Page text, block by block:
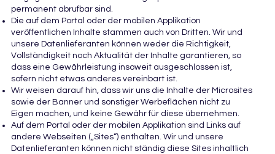
permanent abrufbar sind.
Die auf dem Portal oder der mobilen Applikation
veröffentlichen Inhalte stammen auch von Dritten. Wir und
unsere Datenlieferanten können weder die Richtigkeit,
Vollständigkeit noch Aktualität der Inhalte garantieren, so
dass eine Gewährleistung insoweit ausgeschlossen ist,
sofern nicht etwas anderes vereinbart ist.
Wir weisen darauf hin, dass wir uns die Inhalte der Microsites
sowie der Banner und sonstiger Werbeflächen nicht zu
Eigen machen, und keine Gewähr für diese übernehmen.
Auf dem Portal oder der mobilen Applikation sind Links auf
andere Webseiten („Sites“) enthalten. Wir und unsere
Datenlieferanten können nicht ständig diese Sites inhaltlich